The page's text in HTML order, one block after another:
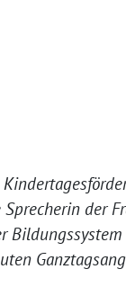
der